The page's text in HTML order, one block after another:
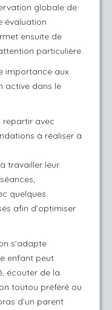
globale de
évaluation
ensuite de
particulière.
importance aux
active dans le
repartir avec
à réaliser à
travailler leur
quelques
afin d’optimiser
s’adapte
enfant peut
écouter de la
toutou préféré ou
d’un parent